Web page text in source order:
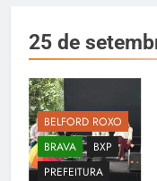
25 de
BELFORD ROXO
BRAVA
BXP
PREFEITURA